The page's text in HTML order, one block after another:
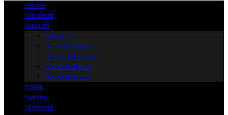
Home
Nasional
Daerah
Mataram
Lombok Barat
Lombok Tengah
Lombok Timur
Lombok Utara
Politik
Hukrim
Ekonomi